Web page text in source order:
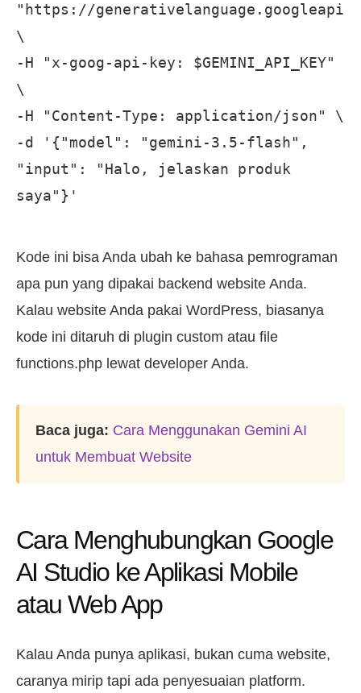
"https://
\
-H "x-goog-api-key: $GEMINI_API_KEY"
\
-H "Content-Type: application/json" \
-d '{"model": "gemini-3.5-flash",
"input": "Halo, jelaskan produk
saya"}'
Kode ini bisa Anda ubah ke bahasa pemrograman
apa pun yang dipakai backend website Anda.
Kalau website Anda pakai WordPress, biasanya
kode ini ditaruh di plugin custom atau file
functions.php lewat developer Anda.
Baca juga: Cara Menggunakan Gemini AI
untuk Membuat Website
Cara Menghubungkan Google
AI Studio ke Aplikasi Mobile
atau Web App
Kalau Anda punya aplikasi, bukan cuma website,
caranya mirip tapi ada penyesuaian platform.